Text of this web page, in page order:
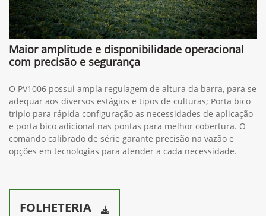
Maior amplitude e disponibilidade operacional
com precisão e segurança
O PV1006 possui ampla regulagem de altura da barra, para se
adequar aos diversos estágios e tipos de culturas; Porta bico
triplo para rápida configuração as necessidades de aplicação
e porta bico adicional nas pontas para melhor cobertura. O
comando calibrado de série garante precisão na vazão e
opções em tecnologias para atender a cada necessidade.
FOLHETERIA